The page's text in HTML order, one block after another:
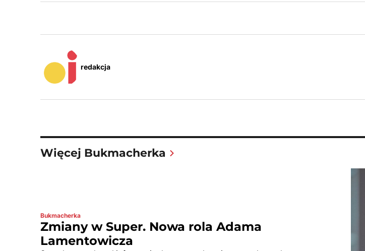
redakcja
Więcej Bukmacherka
Bukmacherka
Zmiany w Super. Nowa rola Adama
Lamentowicza